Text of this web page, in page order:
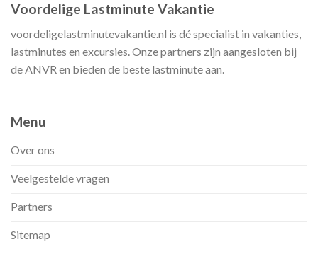
Voordelige Lastminute Vakantie
voordeligelastminutevakantie.nl is dé specialist in vakanties,
lastminutes en excursies. Onze partners zijn aangesloten bij
de ANVR en bieden de beste lastminute aan.
Menu
Over ons
Veelgestelde vragen
Partners
Sitemap